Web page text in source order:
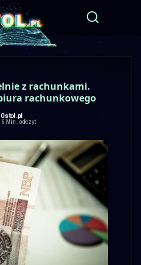
z rachunkami.
rachunkowego
6 Min. odczyt